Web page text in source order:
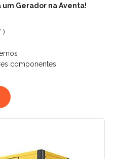
Gerador na Aventa!
)
componentes